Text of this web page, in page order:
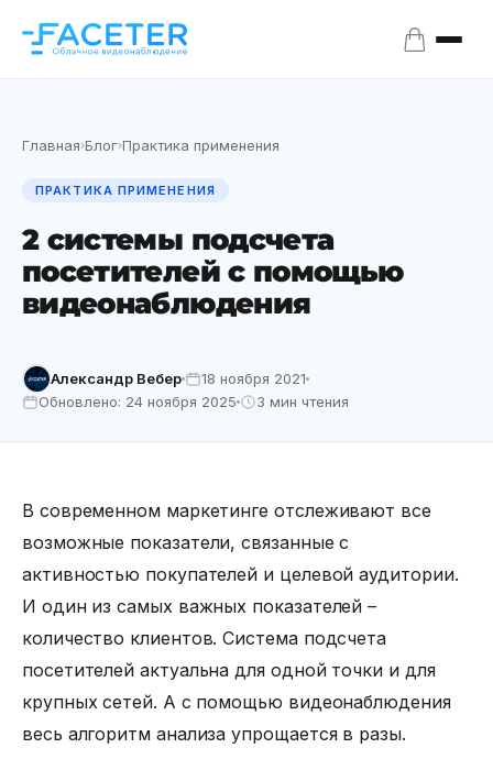
Главная›Блог›Практика применения
ПРАКТИКА ПРИМЕНЕНИЯ
2 системы подсчета
посетителей с помощью
видеонаблюдения
Александр Вебер
18 ноября 2021
Обновлено: 24 ноября 2025
3 мин чтения
В современном маркетинге отслеживают все
возможные показатели, связанные с
активностью покупателей и целевой аудитории.
И один из самых важных показателей –
количество клиентов.Система подсчета
посетителей актуальна для одной точки и для
крупных сетей. А с помощью видеонаблюдения
весь алгоритм анализа упрощается в разы.